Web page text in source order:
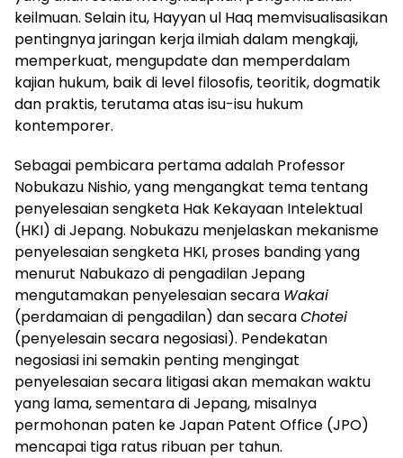
keilmuan. Selain itu, Hayyan ul Haq memvisualisasikan
pentingnya jaringan kerja ilmiah dalam mengkaji,
memperkuat, mengupdate dan memperdalam
kajian hukum, baik di level filosofis, teoritik, dogmatik
dan praktis, terutama atas isu-isu hukum
kontemporer.
Sebagai pembicara pertama adalah Professor
Nobukazu Nishio, yang mengangkat tema tentang
penyelesaian sengketa Hak Kekayaan Intelektual
(HKI) di Jepang. Nobukazu menjelaskan mekanisme
penyelesaian sengketa HKI, proses banding yang
menurut Nabukazo di pengadilan Jepang
mengutamakan penyelesaian secara Wakai
(perdamaian di pengadilan) dan secaraChotei
(penyelesain secara negosiasi). Pendekatan
negosiasi ini semakin penting mengingat
penyelesaian secara litigasi akan memakan waktu
yang lama, sementara di Jepang, misalnya
permohonan paten ke Japan Patent Office (JPO)
mencapai tiga ratus ribuan per tahun.